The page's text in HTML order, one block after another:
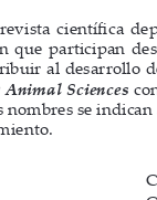
científica
que participan
al desarrollo
Sciences
se